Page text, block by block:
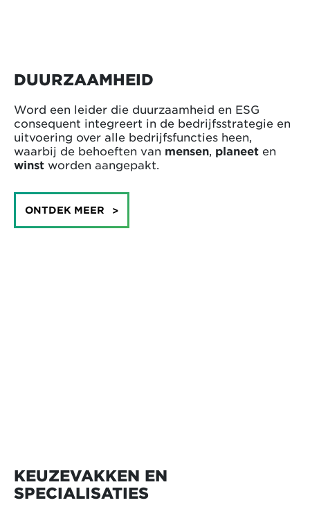
DUURZAAMHEID
Word een leider die duurzaamheid en ESG
consequent integreert in de bedrijfsstrategie en
uitvoering over alle bedrijfsfuncties heen,
waarbij de behoeften van mensen, planeet en
winst worden aangepakt.
ONTDEK MEER
KEUZEVAKKEN EN
SPECIALISATIES